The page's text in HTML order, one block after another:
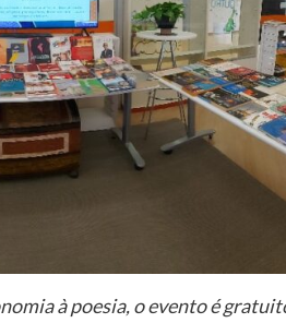
à poesia, o evento é